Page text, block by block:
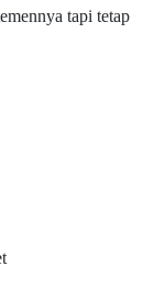
tapi tetap